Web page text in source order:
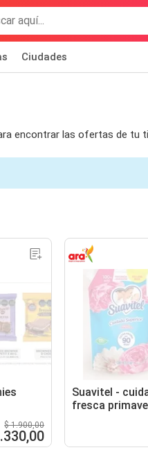
Ciudades
encontrar las ofertas de
$ 1.900,00
Suavitel -
fresca